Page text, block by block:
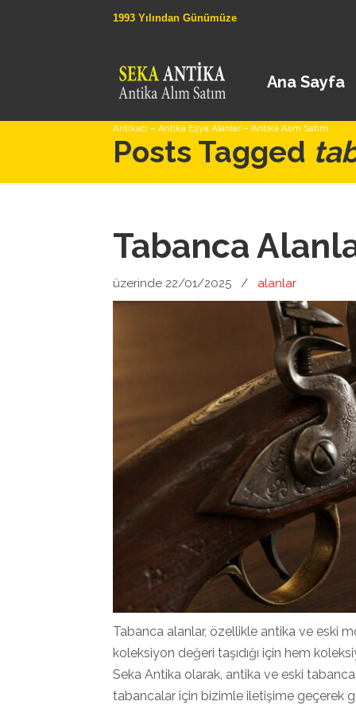
1993 Yılından Günümüze
Antikacı – Antika Eşya Alanlar – Antika Alım Satım
Ana Sayfa
Posts Tagged
Tabanca
üzerinde 22/01/2025 / alanlar
Tabanca alanlar, özellikle antika ve eski
koleksiyon değeri taşıdığı için hem
Seka Antika olarak, antika ve eski
tabancalar için bizimle iletişime geçerek